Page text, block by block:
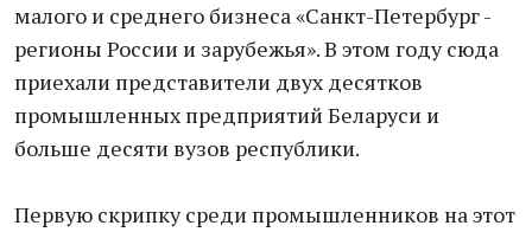
малого и среднего бизнеса «Санкт-Петербург -
регионы России и зарубежья». В этом году сюда
приехали представители двух десятков
промышленных предприятий Беларуси и
больше десяти вузов республики.
Первую скрипку среди промышленников на этот